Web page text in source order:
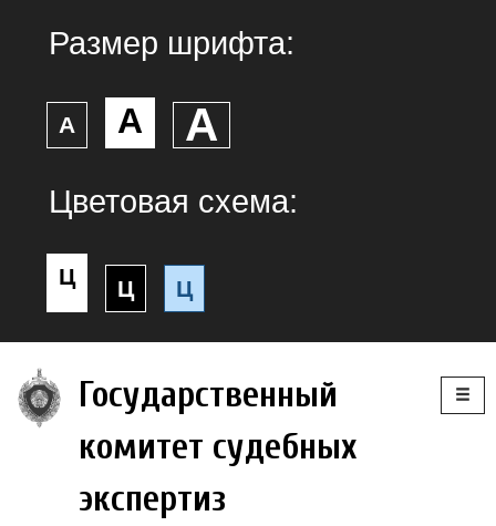
Размер шрифта:
А А А
Цветовая схема:
Ц Ц Ц
Государственный
комитет судебных
экспертиз